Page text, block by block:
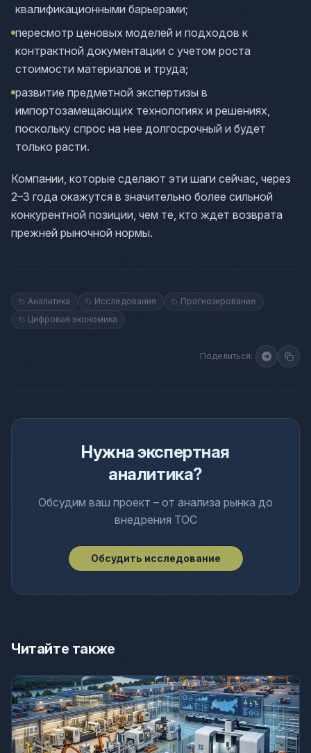
квалификационными барьерами;
пересмотр ценовых моделей и подходов к
контрактной документации с учетом роста
стоимости материалов и труда;
развитие предметной экспертизы в
импортозамещающих технологиях и решениях,
поскольку спрос на нее долгосрочный и будет
только расти.
Компании, которые сделают эти шаги сейчас, через
2–3 года окажутся в значительно более сильной
конкурентной позиции, чем те, кто ждет возврата
прежней рыночной нормы.
Аналитика Исследования
Прогнозирование
Цифровая экономика
Поделиться:
Нужна экспертная
аналитика?
Обсудим ваш проект – от анализа рынка до
внедрения ТОС
Обсудить исследование
Читайте также